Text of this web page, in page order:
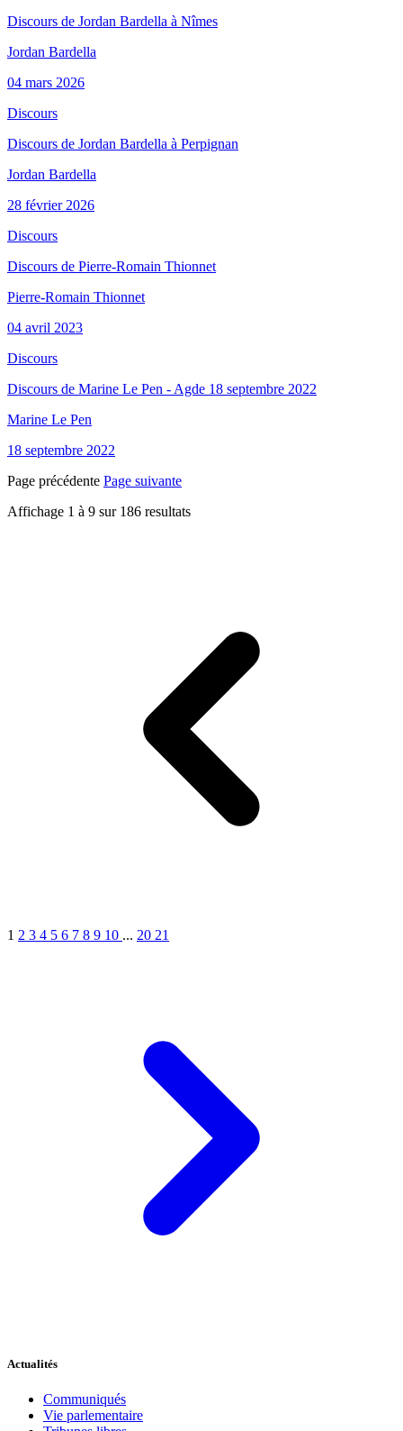
Discours de Jordan Bardella à Nîmes
Jordan Bardella
04 mars 2026
Discours
Discours de Jordan Bardella à Perpignan
Jordan Bardella
28 février 2026
Discours
Discours de Pierre-Romain Thionnet
Pierre-Romain Thionnet
04 avril 2023
Discours
Discours de Marine Le Pen - Agde 18 septembre 2022
Marine Le Pen
18 septembre 2022
Page précédente Page suivante
Affichage 1 à 9 sur 186 resultats
1 2 3 4 5 6 7 8 9 10 ... 20 21
Actualités
Communiqués
Vie parlementaire